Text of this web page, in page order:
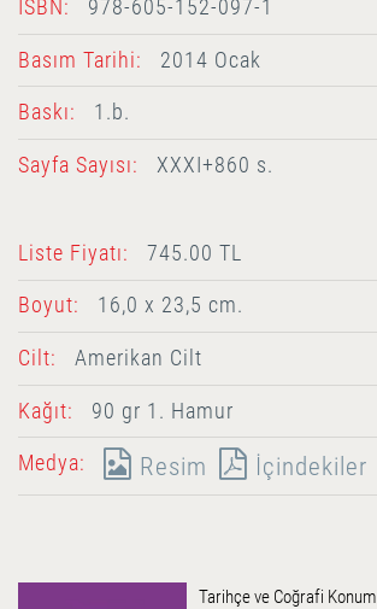
ISBN: 978-605-152-097-1
Basım Tarihi: 2014 Ocak
Baskı: 1.b.
Sayfa Sayısı: XXXI+860 s.
Liste Fiyatı: 745.00 TL
Boyut: 16,0 x 23,5 cm.
Cilt: Amerikan Cilt
Kağıt: 90 gr 1. Hamur
Medya: Resim İçindekiler
Tarihçe ve Coğrafi Konum